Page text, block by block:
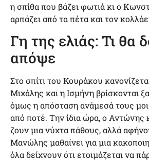
η σπίθα που βάζει φωτιά κι ο
αρπάζει από τα πέτα και τον
Γη της ελιάς: Τι θα
απόψε
Στο σπίτι του Κουράκου
Μιχάλης και η Ισμήνη βρίσκονται
όμως η απόσταση ανάμεσά τους
από ποτέ. Την ίδια ώρα, ο
ζουν μια νύχτα πάθους, αλλά
Μανώλης μαθαίνει για μια
όλα δείχνουν ότι ετοιμάζεται να